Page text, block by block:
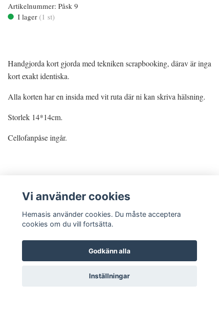
Artikelnummer: Påsk 9
I lager (1 st)
Handgjorda kort gjorda med tekniken scrapbooking, därav är inga
kort exakt identiska.
Alla korten har en insida med vit ruta där ni kan skriva hälsning.
Storlek 14*14cm.
Cellofanpåse ingår.
Kontakta oss
Vi använder cookies
Hemasis använder cookies. Du måste acceptera
cookies om du vill fortsätta.
Godkänn alla
Inställningar